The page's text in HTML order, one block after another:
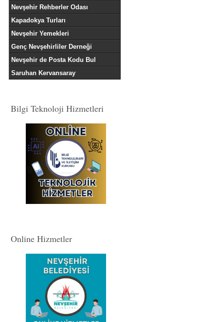
Nevşehir Rehberler Odası
Kapadokya Turları
Nevşehir Yemekleri
Genç Nevşehirliler Derneği
Nevşehir de Posta Kodu Bul
Saruhan Kervansaray
Bilgi Teknoloji Hizmetleri
Online Hizmetler